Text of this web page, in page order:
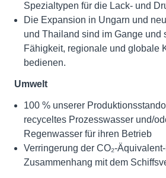
Spezialtypen für die Lack- und
Die Expansion in Ungarn und
und Thailand sind im Gange und
Fähigkeit, regionale und globale
bedienen.
Umwelt
100 % unserer
recyceltes Prozesswasser und/
Regenwasser für ihren Betrieb
Verringerung der CO₂-
Zusammenhang mit dem